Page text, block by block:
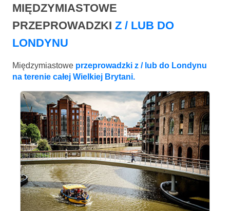
MIĘDZYMIASTOWE
PRZEPROWADZKI Z / LUB DO
LONDYNU
Międzymiastowe przeprowadzki z / lub do Londynu
na terenie całej Wielkiej Brytani.